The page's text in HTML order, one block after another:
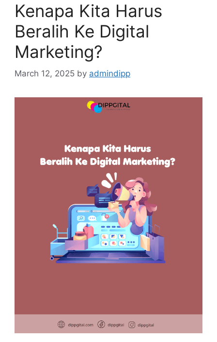
Kenapa Kita Harus
Beralih Ke Digital
Marketing?
March 12, 2025 by admindipp